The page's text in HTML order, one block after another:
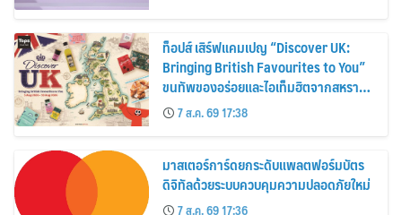
ท็อปส์ เสิร์ฟแคมเปญ “Discover UK:
Bringing British Favourites to You”
ขนทัพของอร่อยและไอเท็มฮิตจากสหราช
อาณาจักร ส่งตรงถึงมือตั้งแต่วันนี้ – 18
สิงหาคมนี้
7 ส.ค. 69 17:38
มาสเตอร์การ์ดยกระดับแพลตฟอร์มบัตร
ดิจิทัลด้วยระบบควบคุมความปลอดภัยใหม่
7 ส.ค. 69 17:36